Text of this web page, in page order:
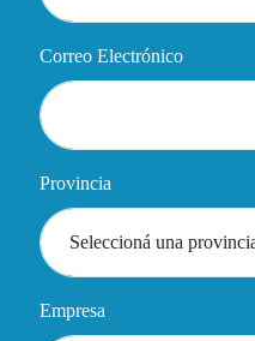
Correo Electrónico
Provincia
Empresa